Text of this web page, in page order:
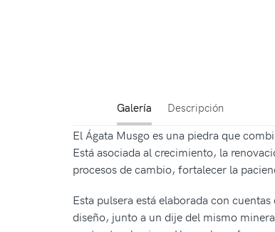
Galería Descripción
El Ágata Musgo es una piedra que
Está asociada al crecimiento, la
procesos de cambio, fortalecer la
Esta pulsera está elaborada con
diseño, junto a un dije del mismo